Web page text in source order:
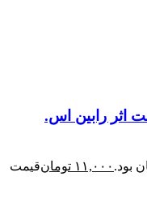
اثر رابین اس.
۱۱,۰۰۰ تومانقیمت